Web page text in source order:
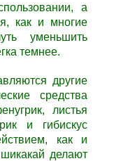
а
как и многие
уменьшить
темнее.
другие
средства
листья
и гибискус
как и
делают